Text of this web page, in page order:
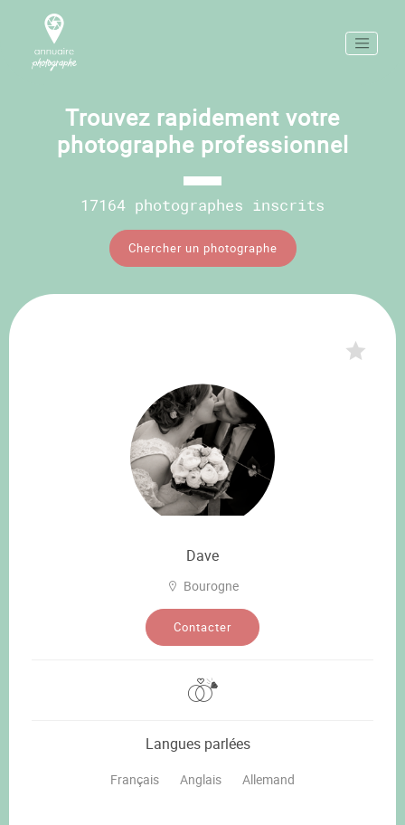
Trouvez rapidement votre
photographe professionnel
17164 photographes inscrits
Chercher un photographe
Dave
Bourogne
Contacter
Langues parlées
Français Anglais Allemand